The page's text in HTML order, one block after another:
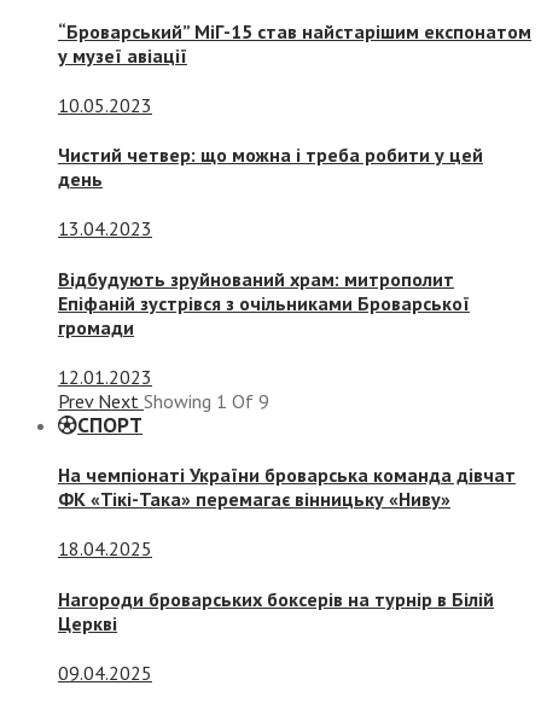
“Броварський” МіГ-15 став найстарішим експонатом
у музеї авіації
10.05.2023
Чистий четвер: що можна і треба робити у цей
день
13.04.2023
Відбудують зруйнований храм: митрополит
Епіфаній зустрівся з очільниками Броварської
громади
12.01.2023
Prev Next Showing 1 Of 9
СПОРТ
На чемпіонаті України броварська команда дівчат
ФК «Тікі-Така» перемагає вінницьку «Ниву»
18.04.2025
Нагороди броварських боксерів на турнір в Білій
Церкві
09.04.2025